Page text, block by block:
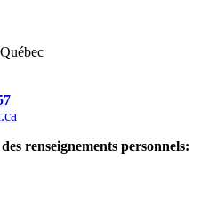
renseignements personnels: